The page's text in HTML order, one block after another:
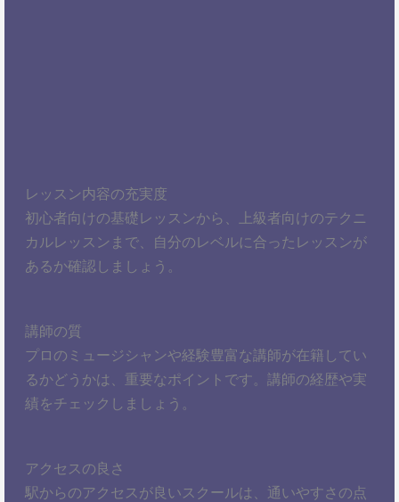
レッスン内容の充実度
初心者向けの基礎レッスンから、上級者向けのテクニ
カルレッスンまで、自分のレベルに合ったレッスンが
あるか確認しましょう。
講師の質
プロのミュージシャンや経験豊富な講師が在籍してい
るかどうかは、重要なポイントです。講師の経歴や実
績をチェックしましょう。
アクセスの良さ
駅からのアクセスが良いスクールは、通いやすさの点